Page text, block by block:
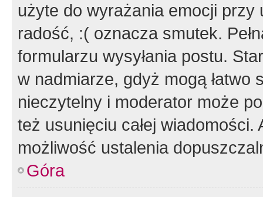
użyte do wyrażania emocji
radość, :( oznacza smutek.
formularzu wysyłania postu.
w nadmiarze, gdyż mogą
nieczytelny i moderator może
też usunięciu całej
możliwość ustalenia
Góra